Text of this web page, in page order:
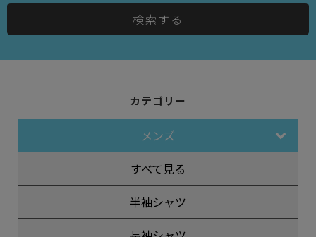
検索する
カテゴリー
メンズ
すべて見る
半袖シャツ